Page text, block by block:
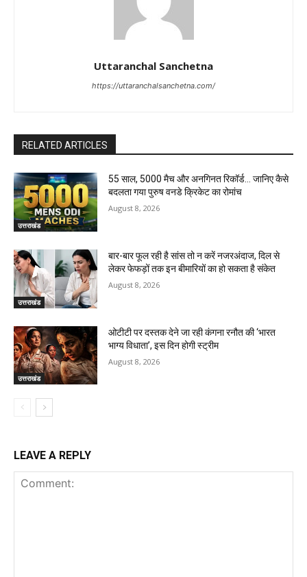
Uttaranchal Sanchetna
https://uttaranchalsanchetna.com/
RELATED ARTICLES
उत्तराखंड
55 साल, 5000 मैच और अनगिनत रिकॉर्ड… जानिए कैसे
बदलता गया पुरुष वनडे क्रिकेट का रोमांच
August 8, 2026
उत्तराखंड
बार-बार फूल रही है सांस तो न करें नजरअंदाज, दिल से
लेकर फेफड़ों तक इन बीमारियों का हो सकता है संकेत
August 8, 2026
उत्तराखंड
ओटीटी पर दस्तक देने जा रही कंगना रनौत की ‘भारत
भाग्य विधाता’, इस दिन होगी स्ट्रीम
August 8, 2026
LEAVE A REPLY